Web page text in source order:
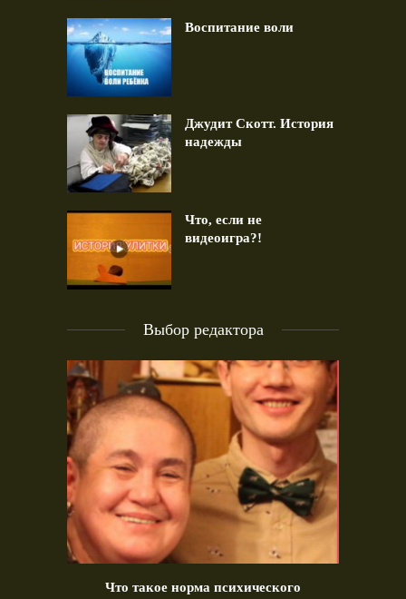
Воспитание воли
Джудит Скотт. История
надежды
Что, если не
видеоигра?!
Выбор редактора
Что такое норма психического